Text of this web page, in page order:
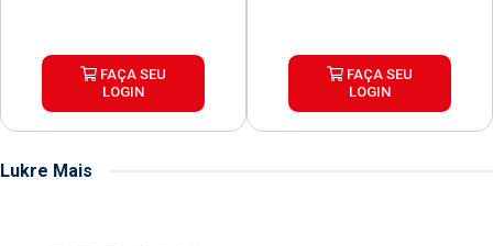
FAÇA SEU
LOGIN
FAÇA SEU
LOGIN
Lukre Mais